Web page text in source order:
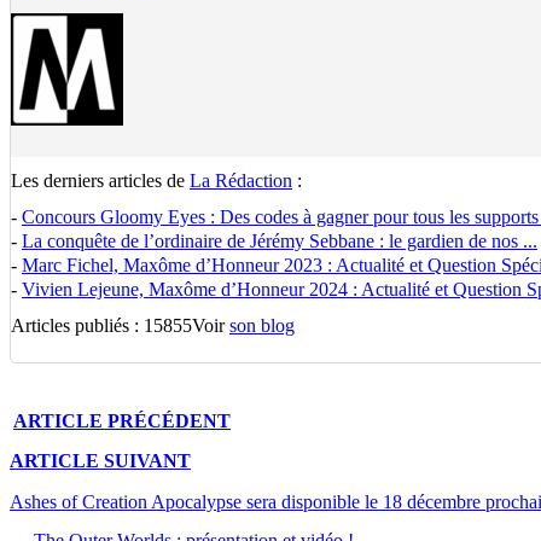
Les derniers articles de La Rédaction :
- Concours Gloomy Eyes : Des codes à gagner pour tous les
- La conquête de l’ordinaire de Jérémy Sebbane : le gardien de nos ...
- Marc Fichel, Maxôme d’Honneur 2023 : Actualité et Question
- Vivien Lejeune, Maxôme d’Honneur 2024 : Actualité et Question
Articles publiés : 15855Voirson blog
ARTICLE PRÉCÉDENT
ARTICLE SUIVANT
Ashes of Creation Apocalypse sera disponible le 18 décembre